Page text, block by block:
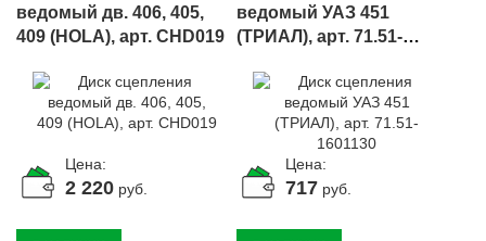
ведомый дв. 406, 405,
409 (HOLA), арт. CHD019
Цена:
2 220 руб.
ведомый УАЗ 451
(ТРИАЛ), арт. 71.51-
Цена:
717 руб.